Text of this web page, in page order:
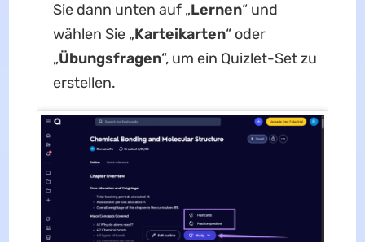
Sie dann unten auf „Lernen“ und
wählen Sie „Karteikarten“ oder
„Übungsfragen“, um ein Quizlet-Set zu
erstellen.